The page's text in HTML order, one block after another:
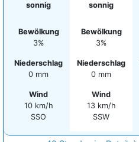
sonnig
Bewölkung
3%
Niederschlag
0 mm
Wind
10 km/h
SSO
sonnig
Bewölkung
3%
Niederschlag
0 mm
Wind
13 km/h
SSW